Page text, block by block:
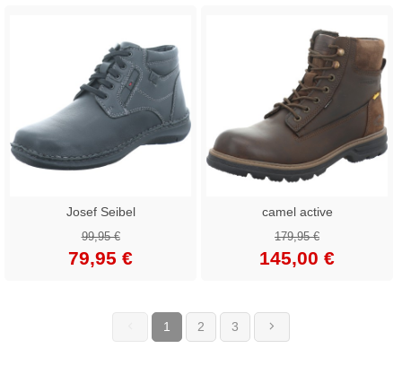
Josef Seibel
99,95 €
79,95 €
camel active
179,95 €
145,00 €
1 (current)
2 3